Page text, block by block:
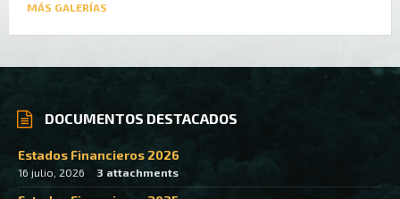
MÁS GALERÍAS
DOCUMENTOS DESTACADOS
Estados Financieros 2026
16 julio, 2026 3 attachments